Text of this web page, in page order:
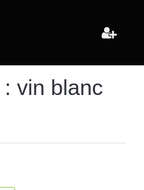
vin blanc